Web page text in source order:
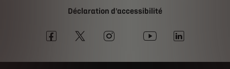
Déclaration d'accessibilité